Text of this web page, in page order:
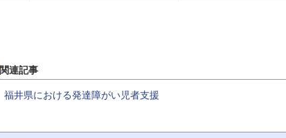
関連記事
福井県における発達障がい児者支援